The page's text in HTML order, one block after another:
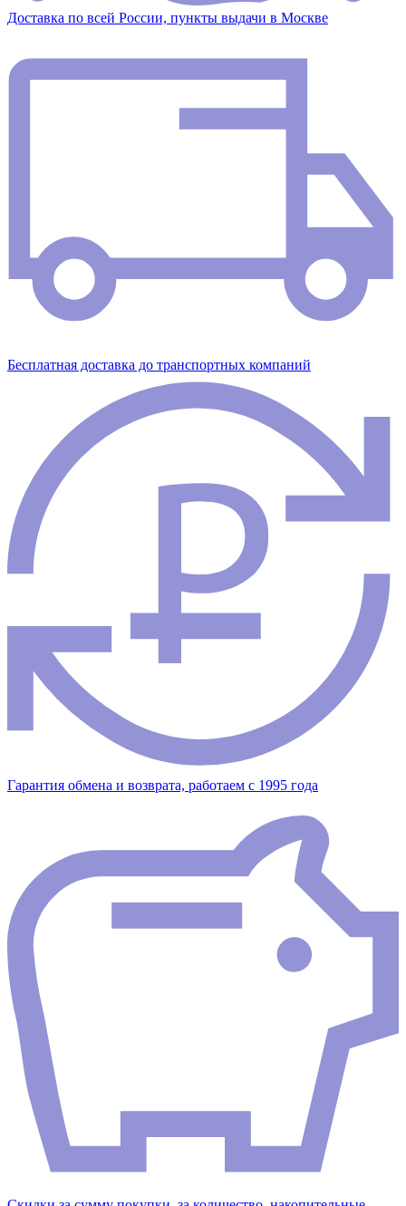
Доставка по всей России, пункты выдачи в Москве
Бесплатная доставка до транспортных компаний
Гарантия обмена и возврата, работаем с 1995 года